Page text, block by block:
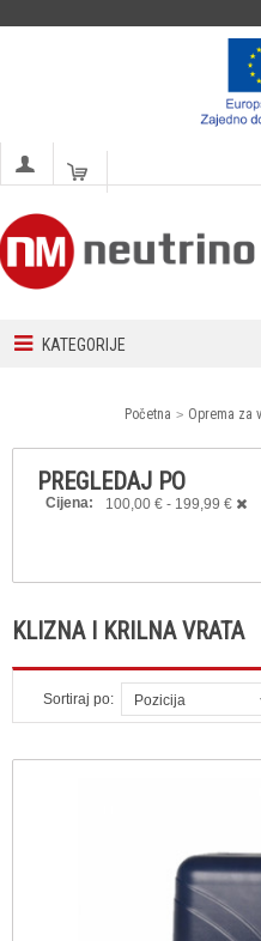
KATEGORIJE
Početna Oprema za
PREGLEDAJ PO
Cijena: 100,00 € - 199,99 €
KLIZNA I KRILNA VRATA
Sortiraj po: Pozicija